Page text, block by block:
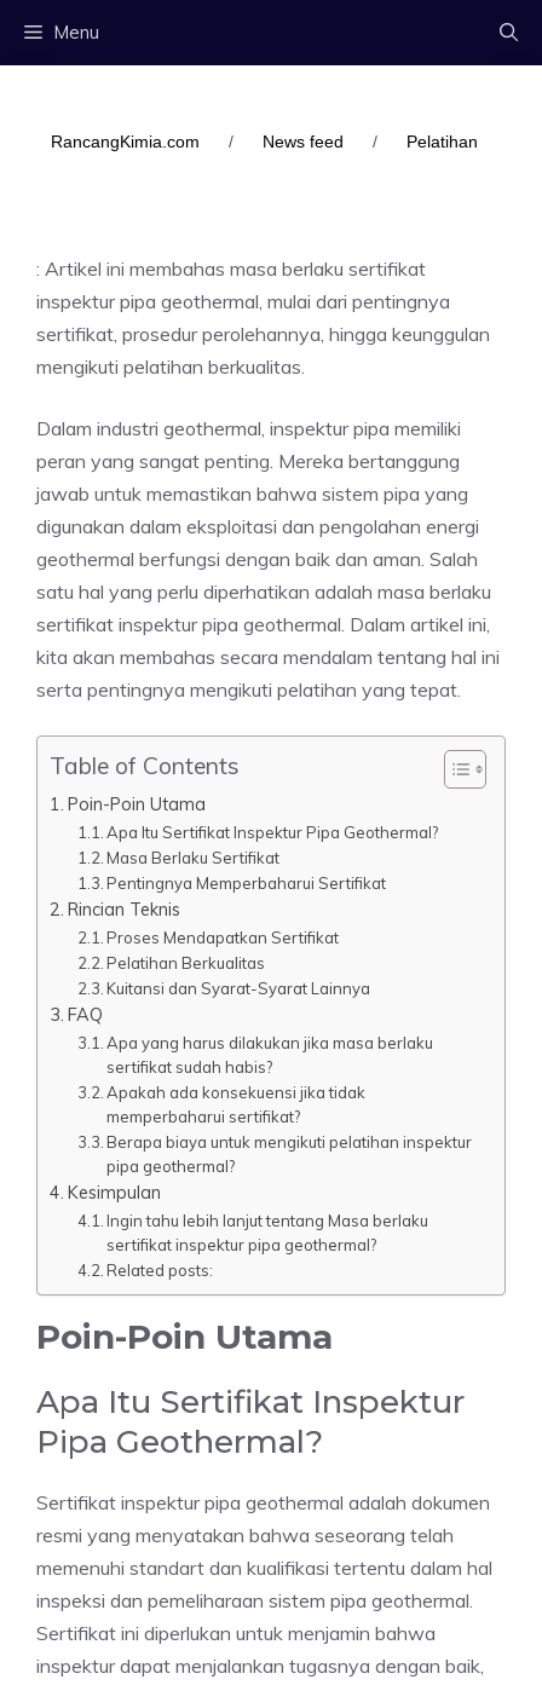
Menu
RancangKimia.com / News feed / Pelatihan
: Artikel ini membahas masa berlaku sertifikat
inspektur pipa geothermal, mulai dari pentingnya
sertifikat, prosedur perolehannya, hingga keunggulan
mengikuti pelatihan berkualitas.
Dalam industri geothermal, inspektur pipa memiliki
peran yang sangat penting. Mereka bertanggung
jawab untuk memastikan bahwa sistem pipa yang
digunakan dalam eksploitasi dan pengolahan energi
geothermal berfungsi dengan baik dan aman. Salah
satu hal yang perlu diperhatikan adalah masa berlaku
sertifikat inspektur pipa geothermal. Dalam artikel ini,
kita akan membahas secara mendalam tentang hal ini
serta pentingnya mengikuti pelatihan yang tepat.
Table of Contents
Poin-Poin Utama
Apa Itu Sertifikat Inspektur Pipa Geothermal?
Masa Berlaku Sertifikat
Pentingnya Memperbaharui Sertifikat
Rincian Teknis
Proses Mendapatkan Sertifikat
Pelatihan Berkualitas
Kuitansi dan Syarat-Syarat Lainnya
FAQ
Apa yang harus dilakukan jika masa berlaku
sertifikat sudah habis?
Apakah ada konsekuensi jika tidak
memperbaharui sertifikat?
Berapa biaya untuk mengikuti pelatihan inspektur
pipa geothermal?
Kesimpulan
Ingin tahu lebih lanjut tentang Masa berlaku
sertifikat inspektur pipa geothermal?
Related posts:
Poin-Poin Utama
Apa Itu Sertifikat Inspektur
Pipa Geothermal?
Sertifikat inspektur pipa geothermal adalah dokumen
resmi yang menyatakan bahwa seseorang telah
memenuhi standart dan kualifikasi tertentu dalam hal
inspeksi dan pemeliharaan sistem pipa geothermal.
Sertifikat ini diperlukan untuk menjamin bahwa
inspektur dapat menjalankan tugasnya dengan baik,